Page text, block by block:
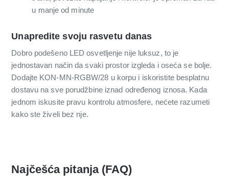
u manje od minute
Unapredite svoju rasvetu danas
Dobro podešeno LED osvetljenje nije luksuz, to je
jednostavan način da svaki prostor izgleda i oseća se bolje.
Dodajte KON-MN-RGBW/28 u korpu i iskoristite besplatnu
dostavu na sve porudžbine iznad određenog iznosa. Kada
jednom iskusite pravu kontrolu atmosfere, nećete razumeti
kako ste živeli bez nje.
Najčešća pitanja (FAQ)